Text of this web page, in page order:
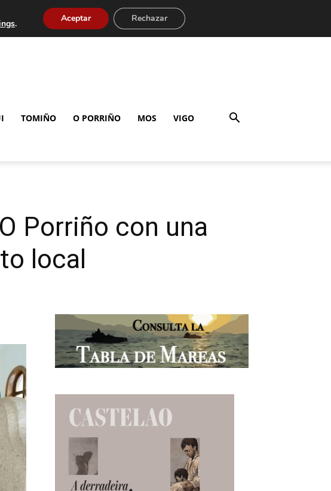
TOMIÑO O PORRIÑO MOS VIGO
Porriño con una
local
. Aceptar Rechazar